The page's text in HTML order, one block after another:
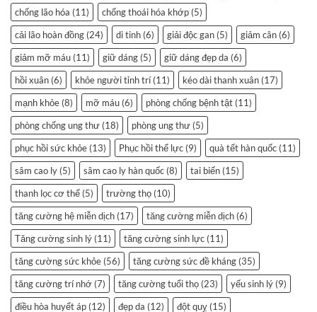
chống lão hóa (11) chống thoái hóa khớp (5)
cải lão hoàn đồng (24) di tinh (6) giải độc gan (5) giảm cân (6)
giảm mỡ máu (11) giữ dáng (5) giữ dáng đẹp da (6)
hồi xuân (6) khỏe người tỉnh trí(11) kéo dài thanh xuân (17)
mạnh khỏe (8) mỡ máu (6) phòng chống bệnh tật (11)
phòng chống ung thư (18) phòng ung thư (5)
phục hồi sức khỏe (13) Phục hồi thể lực (9) quà tết hàn quốc (11)
sâm cao ly (5) sâm cao ly hàn quốc (8) tai biến (15)
thanh lọc cơ thể (5) trường thọ (10)
tăng cường hệ miễn dịch (17) tăng cường miễn dịch (6)
Tăng cường sinh lý (11) tăng cường sinh lực (11)
tăng cường sức khỏe (56) tăng cường sức đề kháng (35)
tăng cường trí nhớ (7) tăng cường tuổi thọ (23) yếu sinh lý (9)
điều hòa huyết áp (12) đẹp da (12) đột quỵ (15)